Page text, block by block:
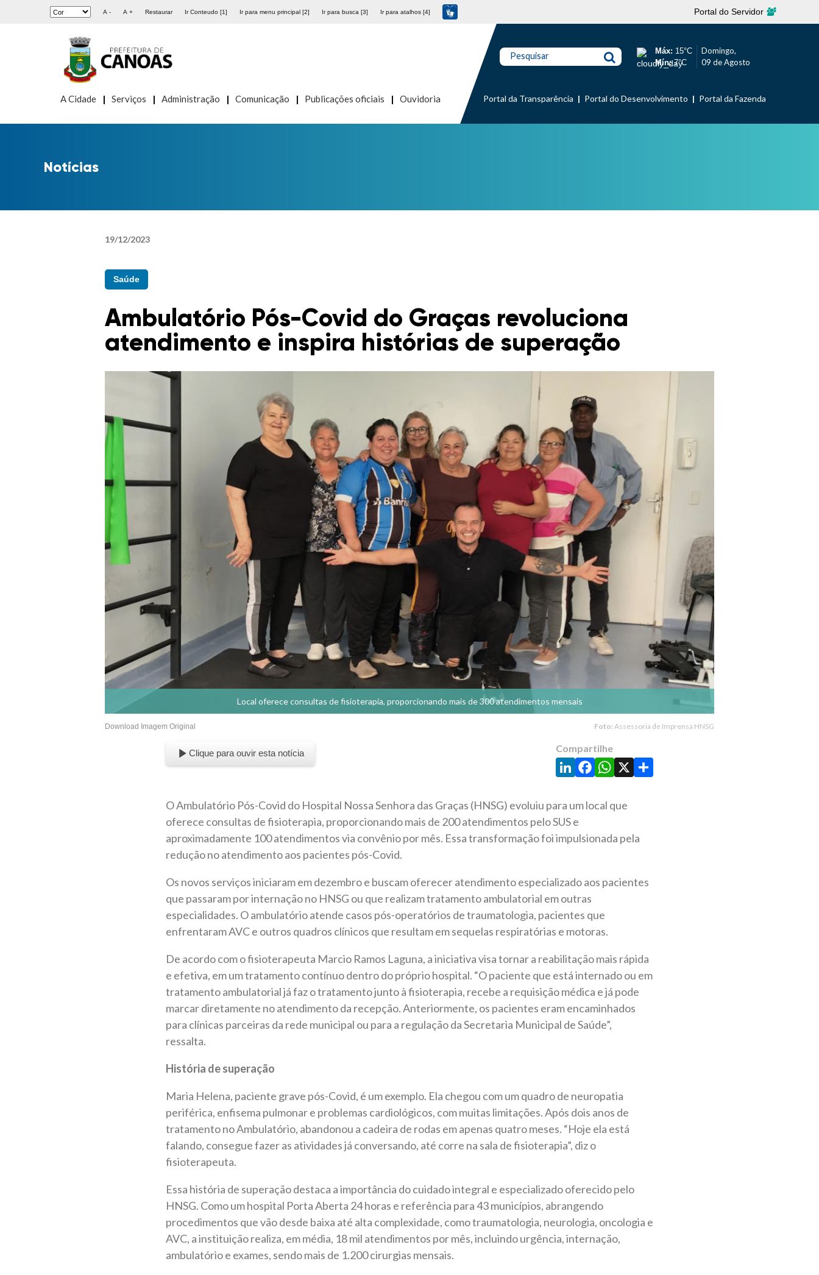
A - A + Restaurar Ir Conteudo [1] Ir para menu principal [2] Ir para busca [3] Ir para atalhos [4] Portal do Servidor
A Cidade Serviços Administração Comunicação Publicações oficiais Ouvidoria
Pesquisar Máx: 15°C
Mín:7°C
Domingo,
09 de Agosto
Portal da Transparência Portal do Desenvolvimento Portal da Fazenda
Notícias
19/12/2023
Saúde
Ambulatório Pós-Covid do Graças revoluciona
atendimento e inspira histórias de superação
Local oferece consultas de fisioterapia, proporcionando mais de 300 atendimentos mensais
Download Imagem Original Foto: Assessoria de Imprensa HNSG
Clique para ouvir esta notícia Compartilhe
LinkedIn
Facebook
WhatsApp
X Share
O Ambulatório Pós-Covid do Hospital Nossa Senhora das Graças (HNSG) evoluiu para um local que
oferece consultas de fisioterapia, proporcionando mais de 200 atendimentos pelo SUS e
aproximadamente 100 atendimentos via convênio por mês. Essa transformação foi impulsionada pela
redução no atendimento aos pacientes pós-Covid.
Os novos serviços iniciaram em dezembro e buscam oferecer atendimento especializado aos pacientes
que passaram por internação no HNSG ou que realizam tratamento ambulatorial em outras
especialidades. O ambulatório atende casos pós-operatórios de traumatologia, pacientes que
enfrentaram AVC e outros quadros clínicos que resultam em sequelas respiratórias e motoras.
De acordo com o fisioterapeuta Marcio Ramos Laguna, a iniciativa visa tornar a reabilitação mais rápida
e efetiva, em um tratamento contínuo dentro do próprio hospital. “O paciente que está internado ou em
tratamento ambulatorial já faz o tratamento junto à fisioterapia, recebe a requisição médica e já pode
marcar diretamente no atendimento da recepção. Anteriormente, os pacientes eram encaminhados
para clínicas parceiras da rede municipal ou para a regulação da Secretaria Municipal de Saúde”,
ressalta.
História de superação
Maria Helena, paciente grave pós-Covid, é um exemplo. Ela chegou com um quadro de neuropatia
periférica, enfisema pulmonar e problemas cardiológicos, com muitas limitações. Após dois anos de
tratamento no Ambulatório, abandonou a cadeira de rodas em apenas quatro meses. “Hoje ela está
falando, consegue fazer as atividades já conversando, até corre na sala de fisioterapia”, diz o
fisioterapeuta.
Essa história de superação destaca a importância do cuidado integral e especializado oferecido pelo
HNSG. Como um hospital Porta Aberta 24 horas e referência para 43 municípios, abrangendo
procedimentos que vão desde baixa até alta complexidade, como traumatologia, neurologia, oncologia e
AVC, a instituição realiza, em média, 18 mil atendimentos por mês, incluindo urgência, internação,
ambulatório e exames, sendo mais de 1.200 cirurgias mensais.